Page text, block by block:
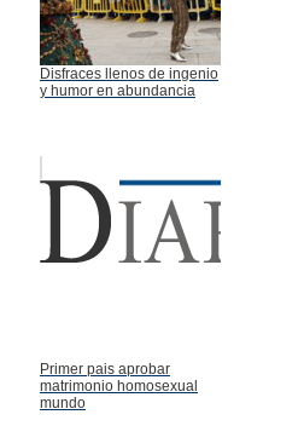
Disfraces llenos de ingenio
y humor en abundancia
Primer pais aprobar
matrimonio homosexual
mundo